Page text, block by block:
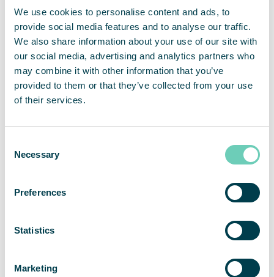
We use cookies to personalise content and ads, to
provide social media features and to analyse our traffic.
We also share information about your use of our site with
our social media, advertising and analytics partners who
may combine it with other information that you’ve
provided to them or that they’ve collected from your use
of their services.
Selection
Necessary
Preferences
Statistics
Marketing
QleanAir levererade renad inomhusluft motsvarande
10,22 Globen per timme i slutet av första kvartalet